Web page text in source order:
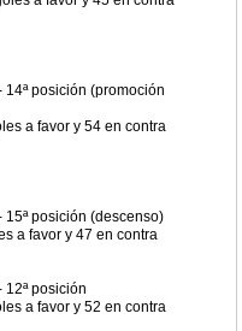
14ª posición (promoción
a favor y 54 en contra
15ª posición (descenso)
a favor y 47 en contra
12ª posición
a favor y 52 en contra